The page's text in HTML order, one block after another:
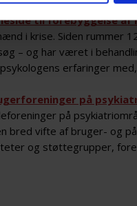
til forebyggelse af
i krise. Siden rummer
– og har været i
erfaringer
på
på
bred vifte af bruger- og
og støttegrupper,